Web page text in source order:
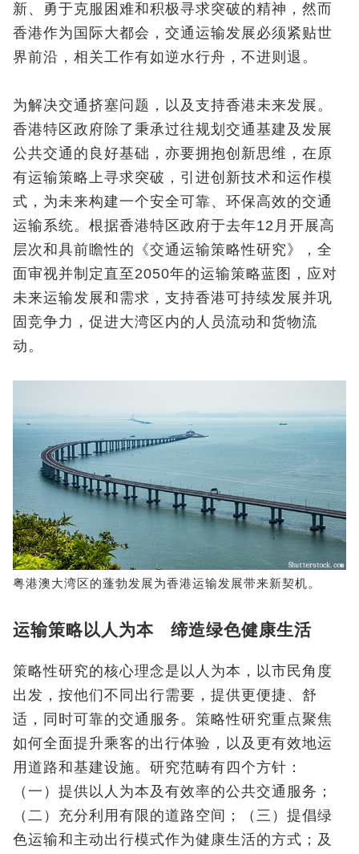
新、勇于克服困难和积极寻求突破的精神，然而
香港作为国际大都会，交通运输发展必须紧贴世
界前沿，相关工作有如逆水行舟，不进则退。
为解决交通挤塞问题，以及支持香港未来发展。
香港特区政府除了秉承过往规划交通基建及发展
公共交通的良好基础，亦要拥抱创新思维，在原
有运输策略上寻求突破，引进创新技术和运作模
式，为未来构建一个安全可靠、环保高效的交通
运输系统。根据香港特区政府于去年12月开展高
层次和具前瞻性的《交通运输策略性研究》，全
面审视并制定直至2050年的运输策略蓝图，应对
未来运输发展和需求，支持香港可持续发展并巩
固竞争力，促进大湾区内的人员流动和货物流
动。
粤港澳大湾区的蓬勃发展为香港运输发展带来新契机。
运输策略以人为本 缔造绿色健康生活
策略性研究的核心理念是以人为本，以市民角度
出发，按他们不同出行需要，提供更便捷、舒
适，同时可靠的交通服务。策略性研究重点聚焦
如何全面提升乘客的出行体验，以及更有效地运
用道路和基建设施。研究范畴有四个方针：
（一）提供以人为本及有效率的公共交通服务；
（二）充分利用有限的道路空间；（三）提倡绿
色运输和主动出行模式作为健康生活的方式；及